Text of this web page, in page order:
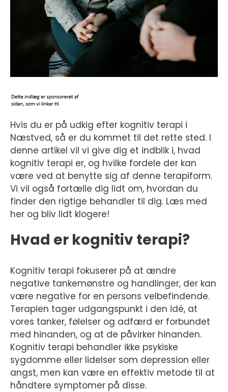
Hvis du er på udkig efter kognitiv terapi i
Næstved, så er du kommet til det rette sted. I
denne artikel vil vi give dig et indblik i, hvad
kognitiv terapi er, og hvilke fordele der kan
være ved at benytte sig af denne terapiform.
Vi vil også fortælle dig lidt om, hvordan du
finder den rigtige behandler til dig. Læs med
her og bliv lidt klogere!
Hvad er kognitiv terapi?
Kognitiv terapi fokuserer på at ændre
negative tankemønstre og handlinger, der kan
være negative for en persons velbefindende.
Terapien tager udgangspunkt i den idé, at
vores tanker, følelser og adfærd er forbundet
med hinanden, og at de påvirker hinanden.
Kognitiv terapi behandler ikke psykiske
sygdomme eller lidelser som depression eller
angst, men kan være en effektiv metode til at
håndtere symptomer på disse.